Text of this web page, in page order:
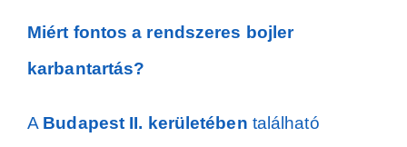
Miért fontos a rendszeres bojler
karbantartás?
A Budapest II. kerületében található